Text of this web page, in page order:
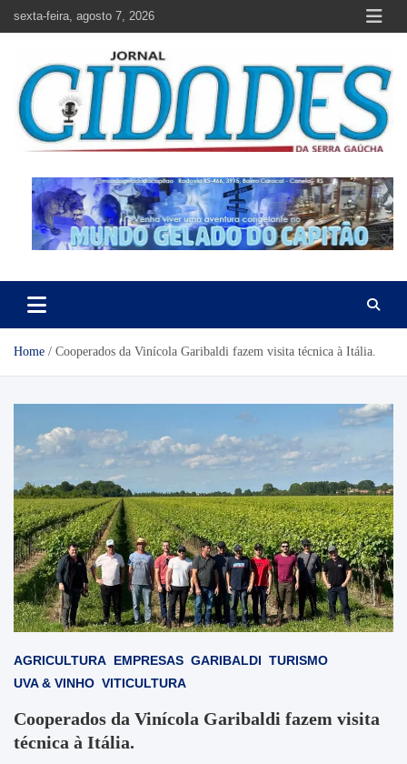
sexta-feira, agosto 7, 2026
Jornal Cidades da Serra Gaúcha
Home Cooperados da Vinícola Garibaldi fazem visita técnica à Itália.
AGRICULTURA EMPRESAS GARIBALDI TURISMO
UVA & VINHO VITICULTURA
Cooperados da Vinícola Garibaldi fazem visita
técnica à Itália.